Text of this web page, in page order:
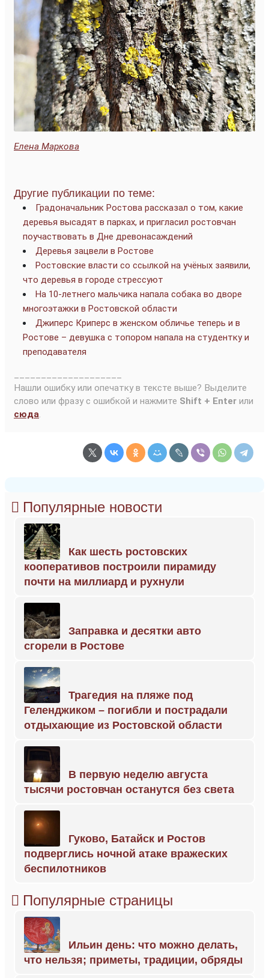
Елена Маркова
Другие публикации по теме:
Градоначальник Ростова рассказал о том, какие
деревья высадят в парках, и пригласил ростовчан
поучаствовать в Дне древонасаждений
Деревья зацвели в Ростове
Ростовские власти со ссылкой на учёных заявили,
что деревья в городе стрессуют
На 10-летнего мальчика напала собака во дворе
многоэтажки в Ростовской области
Джиперс Криперс в женском обличье теперь и в
Ростове – девушка с топором напала на студентку и
преподавателя
Нашли ошибку или опечатку в тексте выше? Выделите
слово или фразу с ошибкой и нажмите Shift + Enter или
сюда.
Популярные новости
Как шесть ростовских
кооперативов построили пирамиду
почти на миллиард и рухнули
Заправка и десятки авто
сгорели в Ростове
Трагедия на пляже под
Геленджиком – погибли и пострадали
отдыхающие из Ростовской области
В первую неделю августа
тысячи ростовчан останутся без света
Гуково, Батайск и Ростов
подверглись ночной атаке вражеских
беспилотников
Популярные страницы
Ильин день: что можно делать,
что нельзя; приметы, традиции, обряды